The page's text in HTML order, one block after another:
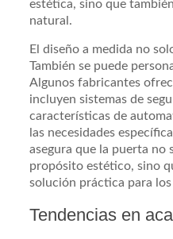
estética, sino que
natural.
El diseño a medida no
También se puede
Algunos fabricantes
incluyen sistemas de
características de
las necesidades
asegura que la puerta no
propósito estético, sino
solución práctica para
Tendencias en